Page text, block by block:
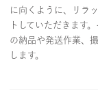
に向くように、リラ
トしていただきます
の納品や発送作業、
します。